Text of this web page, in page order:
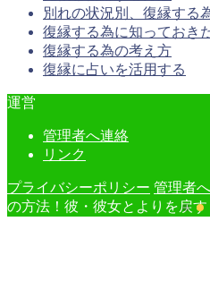
別れの状況別、復縁する
復縁する為に知っておき
復縁する為の考え方
復縁に占いを活用する
運営
管理者へ連絡
リンク
プライバシーポリシー 管理者
の方法！彼・彼女とよりを戻す